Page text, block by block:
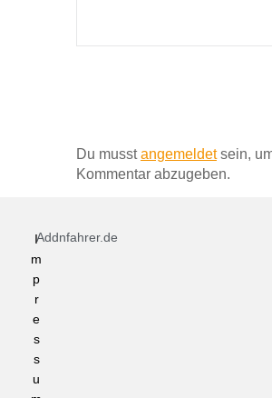
Du musstangemeldetsein,
Kommentar abzugeben.
Addnfahrer.de
I
m
p
r
e
s
s
u